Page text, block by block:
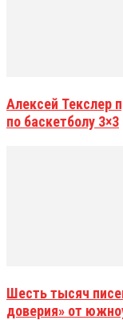
Алексей Текслер
по баскетболу 3×3
Шесть тысяч
доверия» от